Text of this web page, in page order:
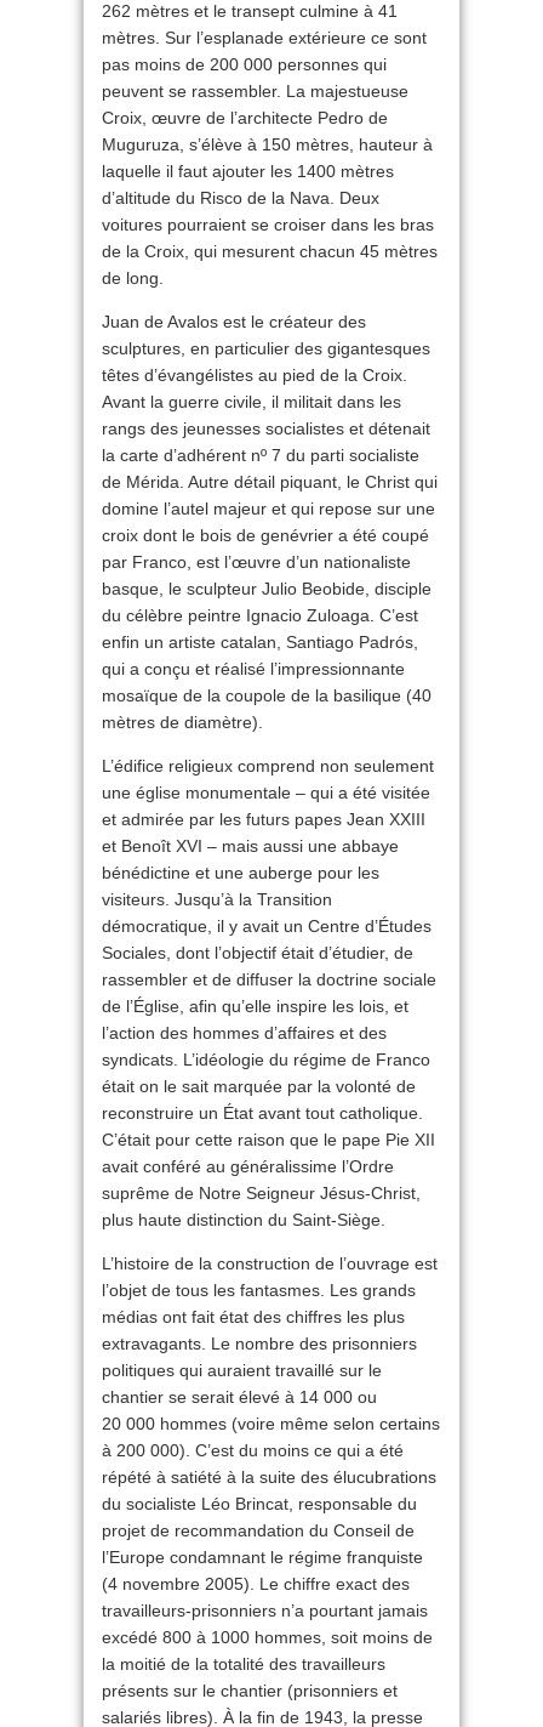
262 mètres et le transept culmine à 41
mètres. Sur l’esplanade extérieure ce sont
pas moins de 200 000 personnes qui
peuvent se rassembler. La majestueuse
Croix, œuvre de l’architecte Pedro de
Muguruza, s’élève à 150 mètres, hauteur à
laquelle il faut ajouter les 1400 mètres
d’altitude du Risco de la Nava. Deux
voitures pourraient se croiser dans les bras
de la Croix, qui mesurent chacun 45 mètres
de long.
Juan de Avalos est le créateur des
sculptures, en particulier des gigantesques
têtes d’évangélistes au pied de la Croix.
Avant la guerre civile, il militait dans les
rangs des jeunesses socialistes et détenait
la carte d’adhérent nº 7 du parti socialiste
de Mérida. Autre détail piquant, le Christ qui
domine l’autel majeur et qui repose sur une
croix dont le bois de genévrier a été coupé
par Franco, est l’œuvre d’un nationaliste
basque, le sculpteur Julio Beobide, disciple
du célèbre peintre Ignacio Zuloaga. C’est
enfin un artiste catalan, Santiago Padrós,
qui a conçu et réalisé l’impressionnante
mosaïque de la coupole de la basilique (40
mètres de diamètre).
L’édifice religieux comprend non seulement
une église monumentale – qui a été visitée
et admirée par les futurs papes Jean XXIII
et Benoît XVI – mais aussi une abbaye
bénédictine et une auberge pour les
visiteurs. Jusqu’à la Transition
démocratique, il y avait un Centre d’Études
Sociales, dont l’objectif était d’étudier, de
rassembler et de diffuser la doctrine sociale
de l’Église, afin qu’elle inspire les lois, et
l’action des hommes d’affaires et des
syndicats. L’idéologie du régime de Franco
était on le sait marquée par la volonté de
reconstruire un État avant tout catholique.
C’était pour cette raison que le pape Pie XII
avait conféré au généralissime l’Ordre
suprême de Notre Seigneur Jésus-Christ,
plus haute distinction du Saint-Siège.
L’histoire de la construction de l’ouvrage est
l’objet de tous les fantasmes. Les grands
médias ont fait état des chiffres les plus
extravagants. Le nombre des prisonniers
politiques qui auraient travaillé sur le
chantier se serait élevé à 14 000 ou
20 000 hommes (voire même selon certains
à 200 000). C’est du moins ce qui a été
répété à satiété à la suite des élucubrations
du socialiste Léo Brincat, responsable du
projet de recommandation du Conseil de
l’Europe condamnant le régime franquiste
(4 novembre 2005). Le chiffre exact des
travailleurs-prisonniers n’a pourtant jamais
excédé 800 à 1000 hommes, soit moins de
la moitié de la totalité des travailleurs
présents sur le chantier (prisonniers et
salariés libres). À la fin de 1943, la presse